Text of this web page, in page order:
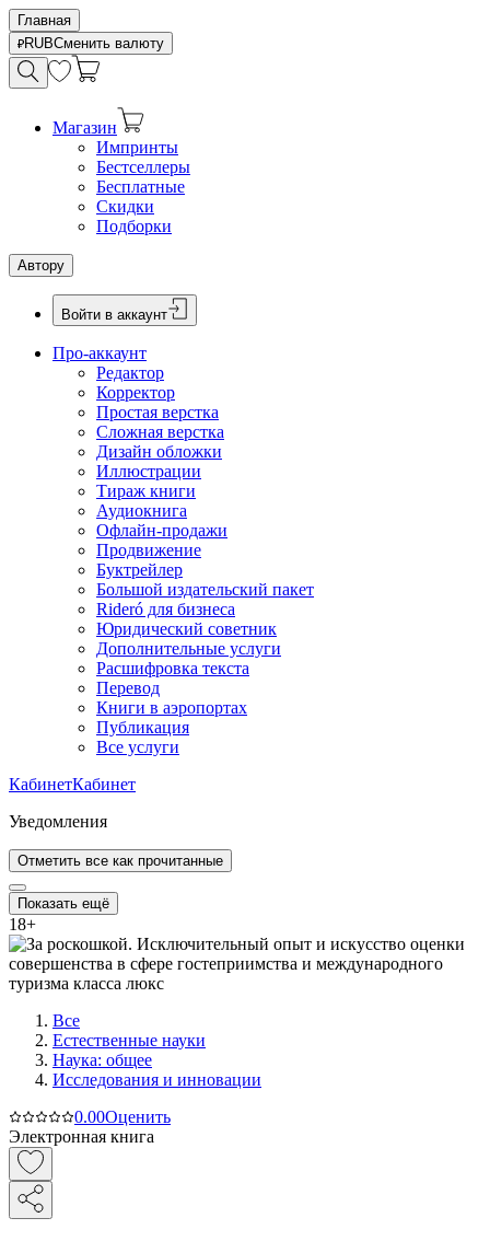
Главная
RUBСменить валюту
Магазин
Импринты
Бестселлеры
Бесплатные
Скидки
Подборки
Автору
Войти в аккаунт
Про-аккаунт
Редактор
Корректор
Простая верстка
Сложная верстка
Дизайн обложки
Иллюстрации
Тираж книги
Аудиокнига
Офлайн-продажи
Продвижение
Буктрейлер
Большой издательский пакет
Rideró для бизнеса
Юридический советник
Дополнительные услуги
Расшифровка текста
Перевод
Книги в аэропортах
Публикация
Все услуги
КабинетКабинет
Уведомления
Отметить все как прочитанные
Показать ещё
18+
Все
Естественные науки
Наука: общее
Исследования и инновации
0.00Оценить
Электронная книга